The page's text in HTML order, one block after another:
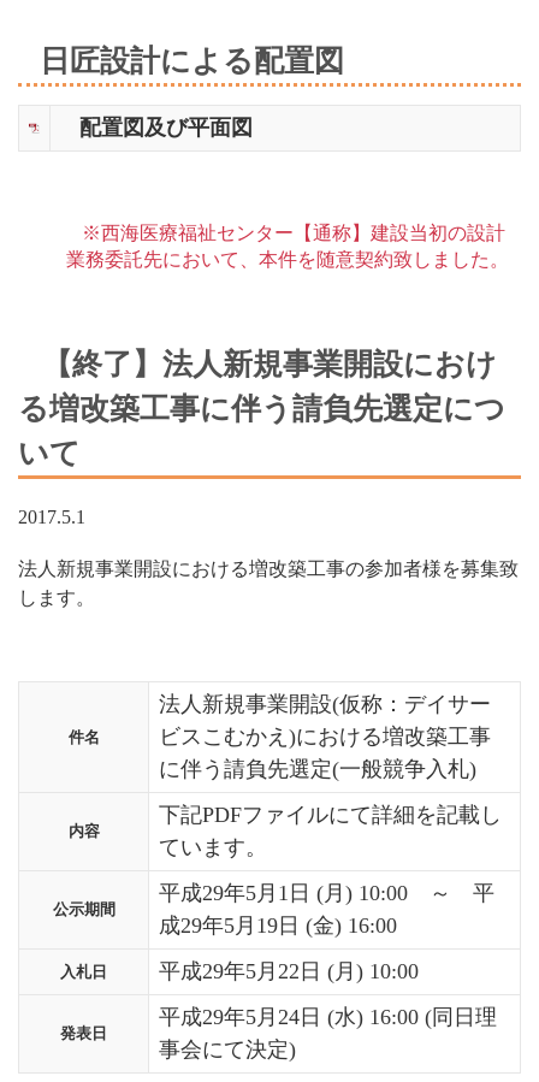
日匠設計による配置図
配置図及び平面図
※西海医療福祉センター【通称】建設当初の設計
業務委託先において、本件を随意契約致しました。
【終了】法人新規事業開設におけ
る増改築工事に伴う請負先選定につ
いて
2017.5.1
法人新規事業開設における増改築工事の参加者様を募集致
します。
件名
法人新規事業開設(仮称：デイサー
ビスこむかえ)における増改築工事
に伴う請負先選定(一般競争入札)
内容
下記PDFファイルにて詳細を記載し
ています。
公示期間
平成29年5月1日 (月) 10:00 ～ 平
成29年5月19日 (金) 16:00
入札日 平成29年5月22日 (月) 10:00
発表日
平成29年5月24日 (水) 16:00 (同日理
事会にて決定)